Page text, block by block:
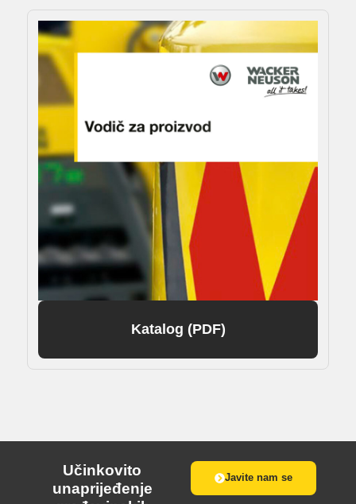
Katalog (PDF)
Učinkovito
unaprijeđenje
Javite nam se